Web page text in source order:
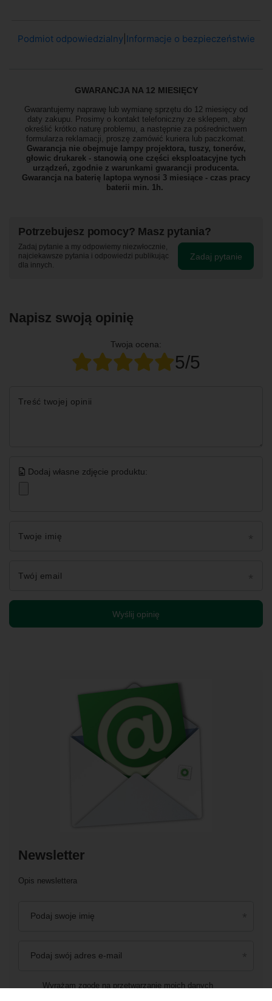
Podmiot odpowiedzialny| Informacje o bezpieczeństwie
GWARANCJA NA 12 MIESIĘCY
Gwarantujemy naprawę lub wymianę sprzętu do 12 miesięcy od
daty zakupu. Prosimy o kontakt telefoniczny ze sklepem, aby
określić krótko naturę problemu, a następnie za pośrednictwem
formularza reklamacji, proszę zamówić kuriera lub paczkomat.
Gwarancja nie obejmuje lampy projektora, tuszy, tonerów,
głowic drukarek - stanowią one części eksploatacyjne tych
urządzeń, zgodnie z warunkami gwarancji producenta.
Gwarancja na baterię laptopa wynosi 3 miesiące - czas pracy
baterii min. 1h.
Potrzebujesz pomocy? Masz pytania?
Zadaj pytanie a my odpowiemy niezwłocznie,
najciekawsze pytania i odpowiedzi publikując
dla innych.
Zadaj pytanie
Napisz swoją opinię
Twoja ocena:
5/5
Treść twojej opinii
Dodaj własne zdjęcie produktu:
Twoje imię
Twój email
Wyślij opinię
Newsletter
Opis newslettera
Podaj swoje imię
Podaj swój adres e-mail
Wyrażam zgodę na przetwarzanie moich danych